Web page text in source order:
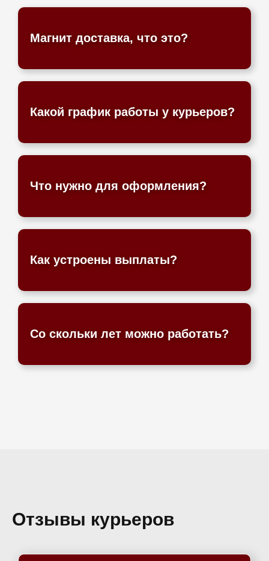
Магнит доставка, что это?
Какой график работы у курьеров?
Что нужно для оформления?
Как устроены выплаты?
Со скольки лет можно работать?
Отзывы курьеров